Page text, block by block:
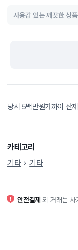
사용감 있는 깨끗한 상품
당시 5백만원가까이 산
카테고리
기타
기타
안전결제 외 거래는 사